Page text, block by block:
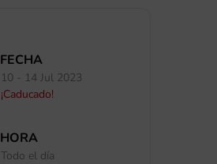
FECHA
10 - 14 Jul 2023
¡Caducado!
HORA
Todo el día